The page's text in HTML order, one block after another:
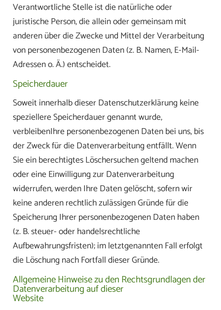
Verantwortliche Stelle ist die natürliche oder
juristische Person, die allein oder gemeinsam mit
anderen über die Zwecke und Mittel der Verarbeitung
von personenbezogenen Daten (z. B. Namen, E-Mail-
Adressen o. Ä.) entscheidet.
Speicherdauer
Soweit innerhalb dieser Datenschutzerklärung keine
speziellere Speicherdauer genannt wurde,
verbleibenIhre personenbezogenen Daten bei uns, bis
der Zweck für die Datenverarbeitung entfällt. Wenn
Sie ein berechtigtes Löschersuchen geltend machen
oder eine Einwilligung zur Datenverarbeitung
widerrufen, werden Ihre Daten gelöscht, sofern wir
keine anderen rechtlich zulässigen Gründe für die
Speicherung Ihrer personenbezogenen Daten haben
(z. B. steuer- oder handelsrechtliche
Aufbewahrungsfristen); im letztgenannten Fall erfolgt
die Löschung nach Fortfall dieser Gründe.
Allgemeine Hinweise zu den Rechtsgrundlagen der
Datenverarbeitung auf dieser
Website